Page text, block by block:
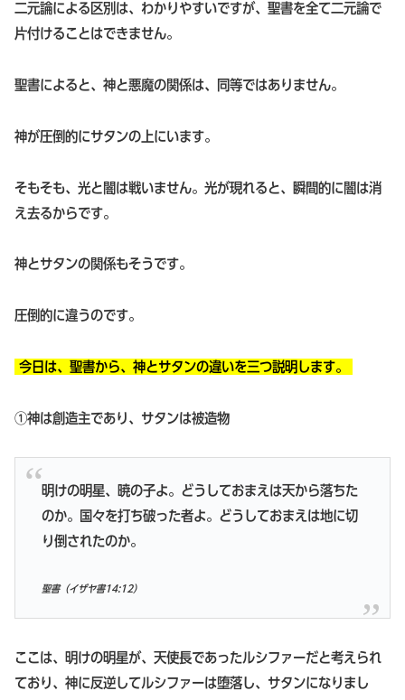
二元論による区別は、わかりやすいですが、聖書を全て二元論で
片付けることはできません。
聖書によると、神と悪魔の関係は、同等ではありません。
神が圧倒的にサタンの上にいます。
そもそも、光と闇は戦いません。光が現れると、瞬間的に闇は消
え去るからです。
神とサタンの関係もそうです。
圧倒的に違うのです。
今日は、聖書から、神とサタンの違いを三つ説明します。
①神は創造主であり、サタンは被造物
明けの明星、暁の子よ。どうしておまえは天から落ちた
のか。国々を打ち破った者よ。どうしておまえは地に切
り倒されたのか。
聖書（イザヤ書14:12）
ここは、明けの明星が、天使長であったルシファーだと考えられ
ており、神に反逆してルシファーは堕落し、サタンになりまし